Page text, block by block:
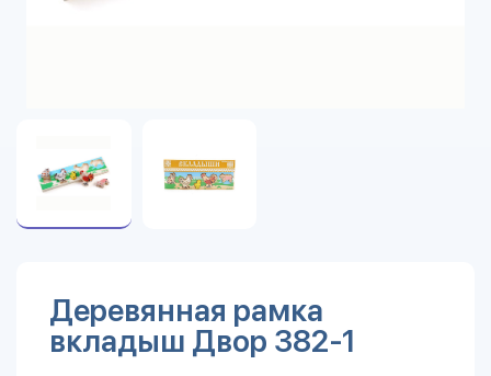
Деревянная рамка
вкладыш Двор 382-1